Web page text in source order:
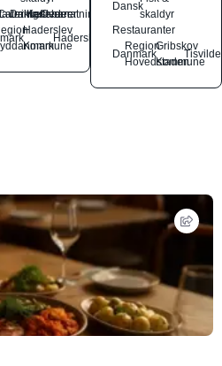
Drikkesteder
Kaffebarer
Overnatningssteder
Haderslev
Kommune
Haderslev
Dansk
skaldyr
Restauranter
Danmark
Region
Hovedstaden
Gribskov
Kommune